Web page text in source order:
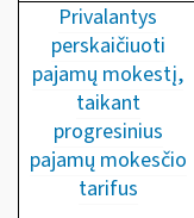
Privalantys
perskaičiuoti
pajamų mokestį,
taikant
progresinius
pajamų mokesčio
tarifus